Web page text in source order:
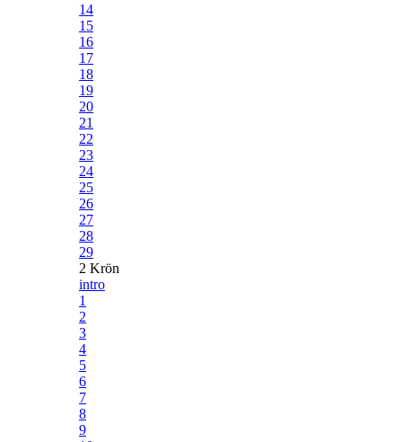
14
15
16
17
18
19
20
21
22
23
24
25
26
27
28
29
2 Krön
intro
1
2
3
4
5
6
7
8
9